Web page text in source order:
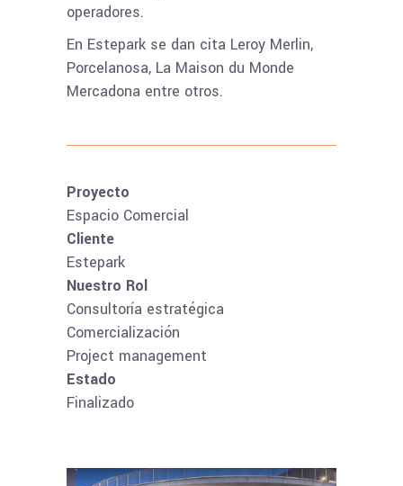
operadores.
En Estepark se dan cita Leroy Merlin,
Porcelanosa, La Maison du Monde
Mercadona entre otros.
Proyecto
Espacio Comercial
Cliente
Estepark
Nuestro Rol
Consultoría estratégica
Comercialización
Project management
Estado
Finalizado